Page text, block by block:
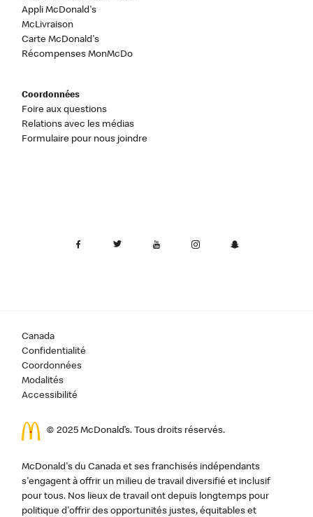
Appli McDonald's
McLivraison
Carte McDonald's
Récompenses MonMcDo
Coordonnées
Foire aux questions
Relations avec les médias
Formulaire pour nous joindre
Canada
Confidentialité
Coordonnées
Modalités
Accessibilité
© 2025 McDonald’s. Tous droits réservés.
McDonald's du Canada et ses franchisés indépendants
s'engagent à offrir un milieu de travail diversifié et inclusif
pour tous. Nos lieux de travail ont depuis longtemps pour
politique d'offrir des opportunités justes, équitables et